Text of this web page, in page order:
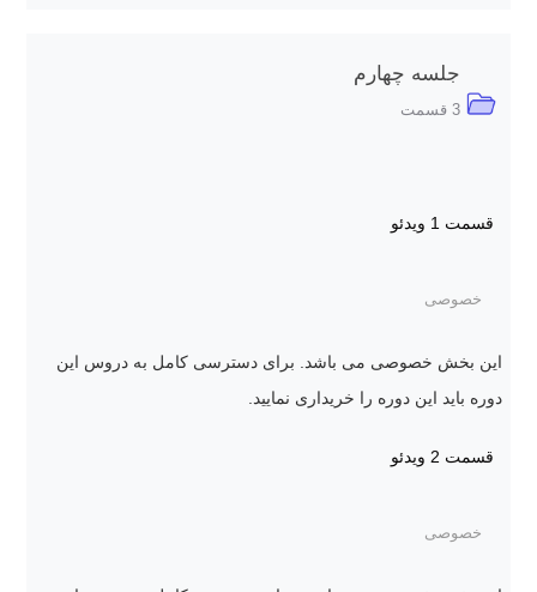
جلسه چهارم
3 قسمت
قسمت 1 ویدئو
خصوصی
این بخش خصوصی می باشد. برای دسترسی کامل به دروس این
دوره باید این دوره را خریداری نمایید.
قسمت 2 ویدئو
خصوصی